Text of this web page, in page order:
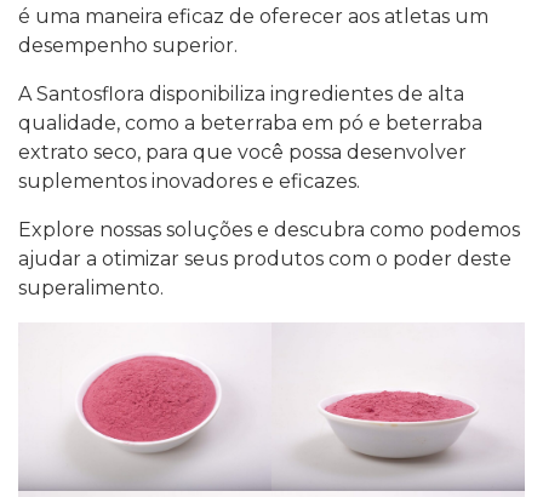
é uma maneira eficaz de oferecer aos atletas um
desempenho superior.
A Santosflora disponibiliza ingredientes de alta
qualidade, como a beterraba em pó e beterraba
extrato seco, para que você possa desenvolver
suplementos inovadores e eficazes.
Explore nossas soluções e descubra como podemos
ajudar a otimizar seus produtos com o poder deste
superalimento.